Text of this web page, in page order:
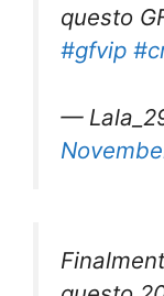
questo
#gfvip
—